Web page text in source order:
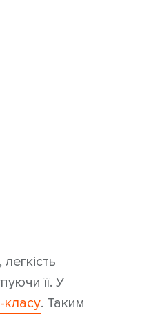
її. У
класу. Таким